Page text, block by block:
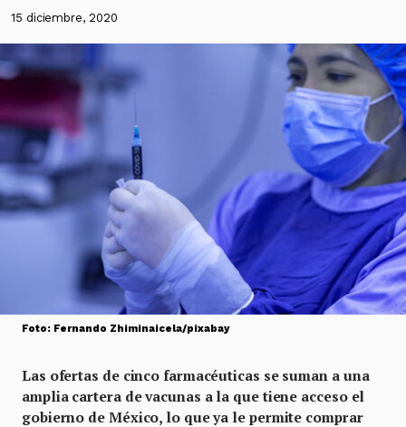
15 diciembre, 2020
Foto: Fernando Zhiminaicela/pixabay
Las ofertas de cinco farmacéuticas se suman a una
amplia cartera de vacunas a la que tiene acceso el
gobierno de México, lo que ya le permite comprar